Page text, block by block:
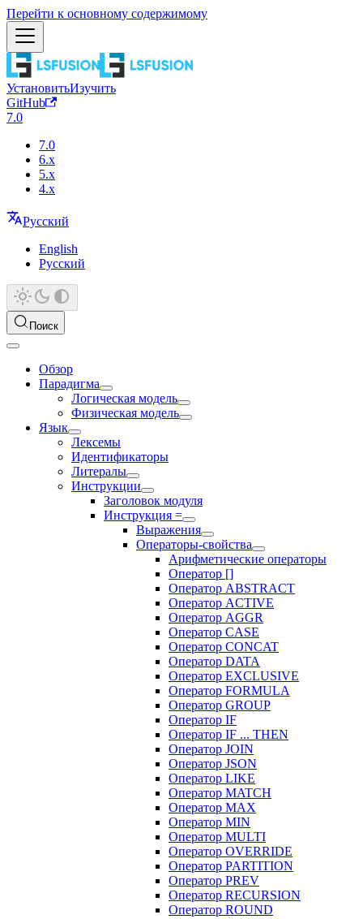
Перейти к основному содержимому
УстановитьИзучить
GitHub
7.0
7.0
6.x
5.x
4.x
Русский
English
Русский
Поиск
Обзор
Парадигма
Логическая модель
Физическая модель
Язык
Лексемы
Идентификаторы
Литералы
Инструкции
Заголовок модуля
Инструкция =
Выражения
Операторы-свойства
Арифметические операторы
Оператор []
Оператор ABSTRACT
Оператор ACTIVE
Оператор AGGR
Оператор CASE
Оператор CONCAT
Оператор DATA
Оператор EXCLUSIVE
Оператор FORMULA
Оператор GROUP
Оператор IF
Оператор IF ... THEN
Оператор JOIN
Оператор JSON
Оператор LIKE
Оператор MATCH
Оператор MAX
Оператор MIN
Оператор MULTI
Оператор OVERRIDE
Оператор PARTITION
Оператор PREV
Оператор RECURSION
Оператор ROUND